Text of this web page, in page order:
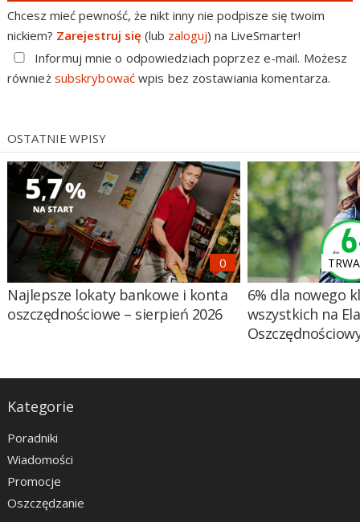
Chcesz mieć pewność, że nikt inny nie podpisze się twoim
nickiem? Zarejestruj się (lub zaloguj) na LiveSmarter!
Informuj mnie o odpowiedziach poprzez e-mail. Możesz
również subskrybowaćwpis bez zostawiania komentarza.
OSTATNIE WPISY
Najlepsze lokaty bankowe i konta
oszczędnościowe – sierpień 2026
6% dla nowego
wszystkich na
Kategorie
Poradniki
Wiadomości
Promocje
Oszczędzanie